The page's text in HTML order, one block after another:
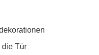
die Tür